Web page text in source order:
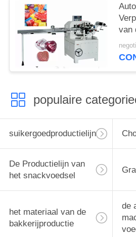
van
populaire
suikergoedproductielijn
De Productielijn van
het snackvoedsel
het materiaal van de
bakkerijproductie
de